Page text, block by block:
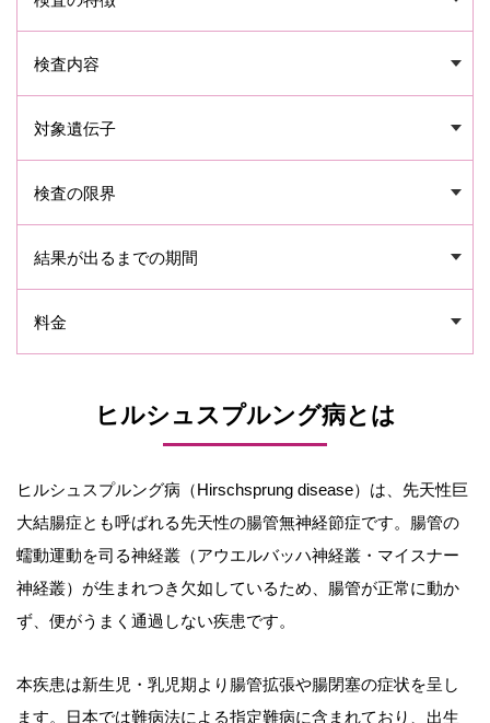
検査内容
対象遺伝子
検査の限界
結果が出るまでの期間
料金
ヒルシュスプルング病とは
ヒルシュスプルング病（Hirschsprung disease）は、先天性巨
大結腸症とも呼ばれる先天性の腸管無神経節症です。腸管の
蠕動運動を司る神経叢（アウエルバッハ神経叢・マイスナー
神経叢）が生まれつき欠如しているため、腸管が正常に動か
ず、便がうまく通過しない疾患です。
本疾患は新生児・乳児期より腸管拡張や腸閉塞の症状を呈し
ます。日本では難病法による指定難病に含まれており、出生